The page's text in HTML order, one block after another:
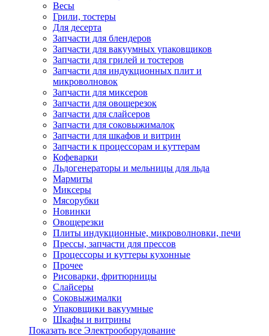
Весы
Грили, тостеры
Для десерта
Запчасти для блендеров
Запчасти для вакуумных упаковщиков
Запчасти для грилей и тостеров
Запчасти для индукционных плит и
микроволновок
Запчасти для миксеров
Запчасти для овощерезок
Запчасти для слайсеров
Запчасти для соковыжималок
Запчасти для шкафов и витрин
Запчасти к процессорам и куттерам
Кофеварки
Льдогенераторы и мельницы для льда
Мармиты
Миксеры
Мясорубки
Новинки
Овощерезки
Плиты индукционные, микроволновки, печи
Прессы, запчасти для прессов
Процессоры и куттеры кухонные
Прочее
Рисоварки, фритюрницы
Слайсеры
Соковыжималки
Упаковщики вакуумные
Шкафы и витрины
Показать все Электрооборудование